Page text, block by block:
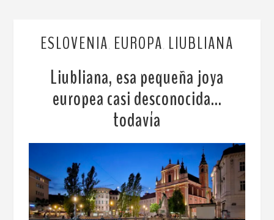
ESLOVENIA EUROPA LIUBLIANA
Liubliana, esa pequeña joya
europea casi desconocida…
todavía